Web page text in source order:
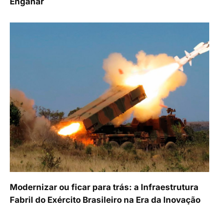
Modernizar ou ficar para trás: a Infraestrutura
Fabril do Exército Brasileiro na Era da Inovação